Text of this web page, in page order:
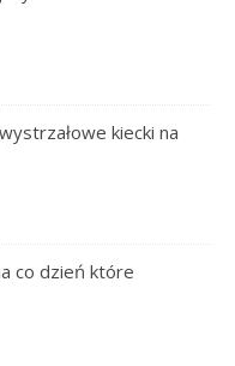
kiecki na
co dzień które